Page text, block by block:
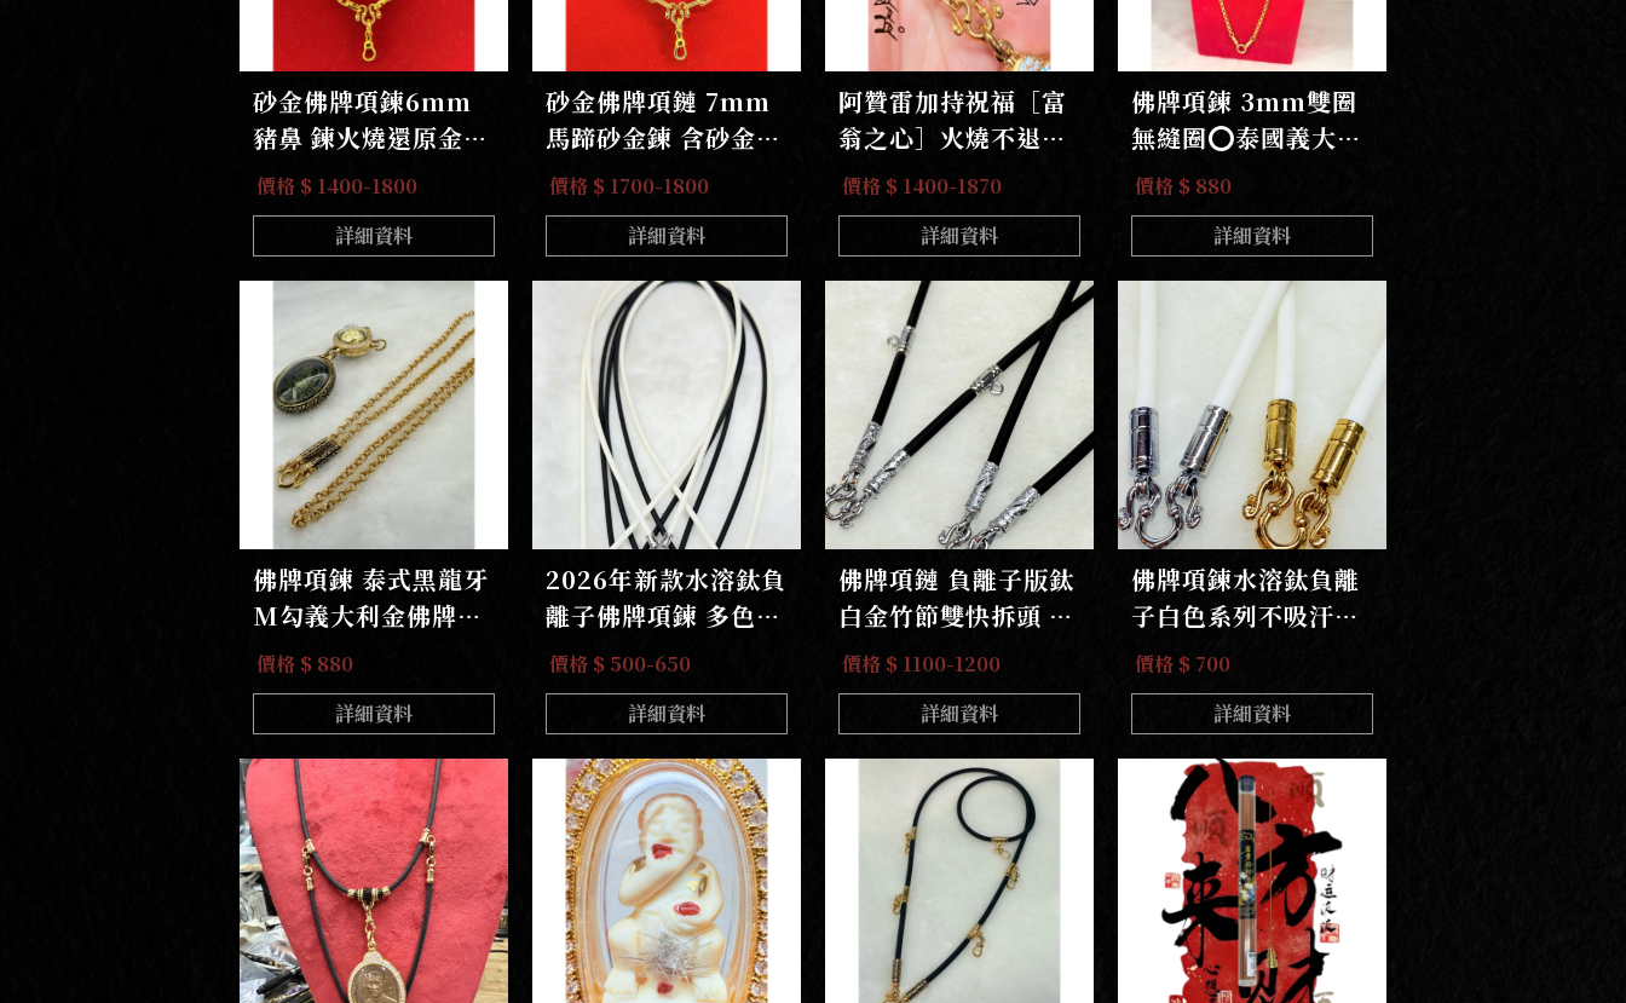
砂金佛牌項鍊6mm
豬鼻 鍊火燒還原金黃
原色無電鍍無重金屬
鋅鎳不過敏
價格 $ 1400-1800
詳細資料
砂金佛牌項鏈 7mm
馬蹄砂金鍊 含砂金M
勾大快拆
價格 $ 1700-1800
詳細資料
阿贊雷加持祝福［富
翁之心］火燒不退砂
金佛牌鍊｛高清火燒
實測｝不含過敏源鋅
鎳金屬
價格 $ 1400-1870
詳細資料
佛牌項鍊 3mm雙圈
無縫圈⭕️泰國義大利
金5掛鍊
價格 $ 880
詳細資料
佛牌項鍊 泰式黑龍牙
M勾義大利金佛牌項
鍊
價格 $ 880
詳細資料
2026年新款水溶鈦負
離子佛牌項鍊 多色可
選樣式變化多
價格 $ 500-650
詳細資料
佛牌項鏈 負離子版鈦
白金竹節雙快拆頭 單
掛 or前三掛
價格 $ 1100-1200
詳細資料
佛牌項鍊水溶鈦負離
子白色系列不吸汗舒
適耐戴不發黃
價格 $ 700
詳細資料